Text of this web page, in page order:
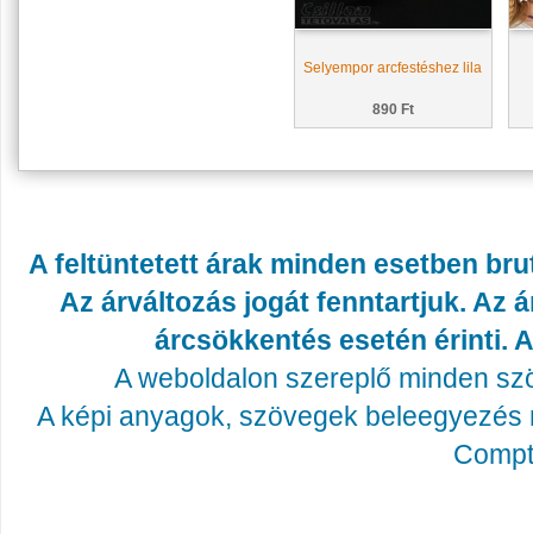
Selyempor arcfestéshez lila
890 Ft
A feltüntetett árak minden esetben
Az árváltozás jogát fenntartjuk. Az
árcsökkentés esetén érinti.
A weboldalon szereplő minden
A képi anyagok, szövegek